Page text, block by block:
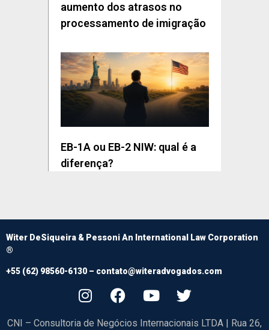
aumento dos atrasos no
processamento de imigração
EB-1A ou EB-2 NIW: qual é a
diferença?
Witer DeSiqueira & Pessoni An International Law Corporation
®
+55 (62) 98560-6130 – contato@witeradvogados.com
CNI – Consultoria de Negócios Internacionais LTDA | Rua 26,